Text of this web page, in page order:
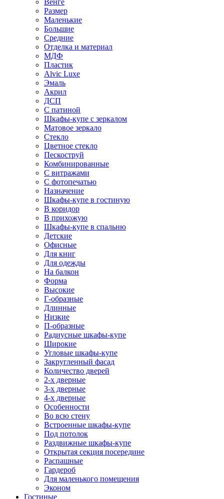
Венге
Размер
Маленькие
Большие
Средние
Отделка и материал
МДФ
Пластик
Alvic Luxe
Эмаль
Акрил
ДСП
С патиной
Шкафы-купе с зеркалом
Матовое зеркало
Стекло
Цветное стекло
Пескоструй
Комбинированные
С витражами
С фотопечатью
Назначение
Шкафы-купе в гостиную
В коридор
В прихожую
Шкафы-купе в спальню
Детские
Офисные
Для книг
Для одежды
На балкон
Форма
Высокие
Г-образные
Длинные
Низкие
П-образные
Радиусные шкафы-купе
Широкие
Угловые шкафы-купе
Закругленный фасад
Количество дверей
2-х дверные
3-х дверные
4-х дверные
Особенности
Во всю стену
Встроенные шкафы-купе
Под потолок
Раздвижные шкафы-купе
Открытая секция посередине
Распашные
Гардероб
Для маленького помещения
Эконом
Гостиные